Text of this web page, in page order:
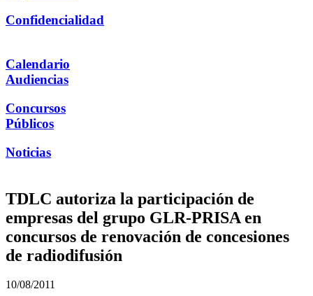
Confidencialidad
Calendario
Audiencias
Concursos
Públicos
Noticias
TDLC autoriza la participación de
empresas del grupo GLR-PRISA en
concursos de renovación de concesiones
de radiodifusión
10/08/2011